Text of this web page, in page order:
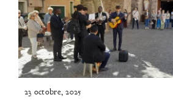
23 octobre, 2025